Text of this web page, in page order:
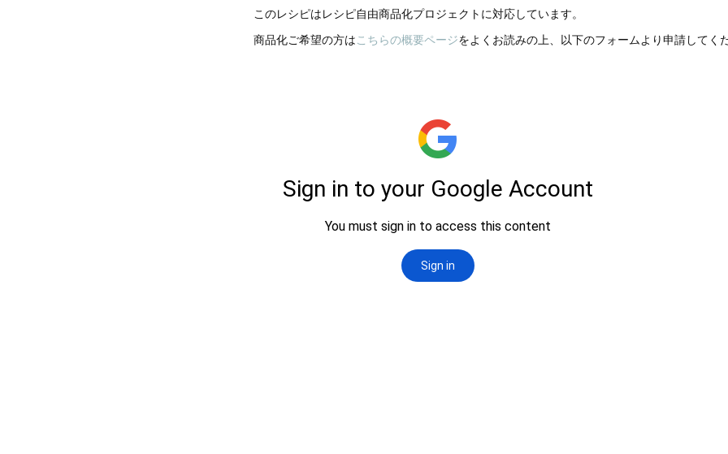
このレシピはレシピ自由商品化プロジェクトに対応しています。
商品化ご希望の方はこちらの概要ページをよくお読みの上、以下のフォームより申請してく